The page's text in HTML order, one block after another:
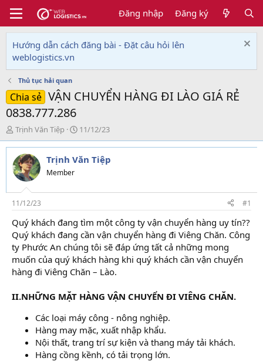
Đăng nhập Đăng ký
Hướng dẫn cách đăng bài - Đặt câu hỏi lên
weblogistics.vn
Thủ tục hải quan
Chia sẻ VẬN CHUYỂN HÀNG ĐI LÀO GIÁ RẺ
0838.777.286
T
h
r
e
a
d
s
t
a
r
t
e
r
Trịnh Văn Tiệp
N
g
à
y
i
11/12/23
Trịnh Văn Tiệp
Member
11/12/23 #1
Quý khách đang tìm một công ty vận chuyển hàng uy tín??
Quý khách đang cần vận chuyển hàng đi Viêng Chăn. Công
ty Phước An chúng tôi sẽ đáp ứng tất cả những mong
muốn của quý khách hàng khi quý khách cần vận chuyển
hàng đi Viêng Chăn – Lào.
II.NHỮNG MẶT HÀNG VẬN CHUYỂN ĐI VIÊNG CHĂN.
Các loại máy công - nông nghiệp.
Hàng may mặc, xuất nhập khẩu.
Nội thất, trang trí sự kiện và thang máy tải khách.
Hàng cồng kềnh, có tải trọng lớn.